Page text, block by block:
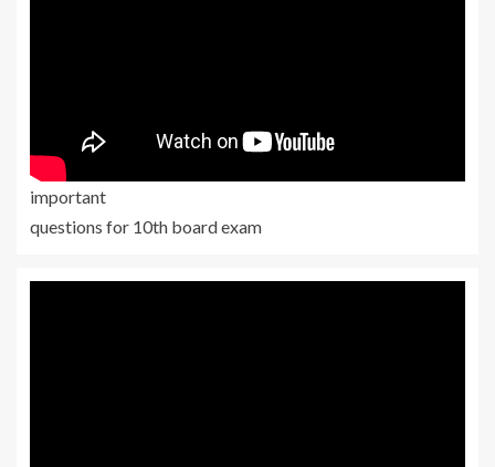
important
questions for 10th board exam